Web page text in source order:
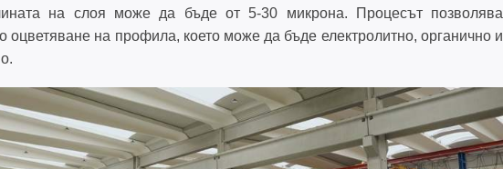
ЩОРИ
ЪГЛОНАБИВНИ СГЛОБКИ
на слоя може да бъде от 5-30 микрона. Процесът позволява
оцветяване на профила, което може да бъде електролитно, органично и